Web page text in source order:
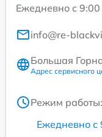
Ежедневно с
info@re-
Большая
Адрес сервисного
Режим работы:
Ежедневно с